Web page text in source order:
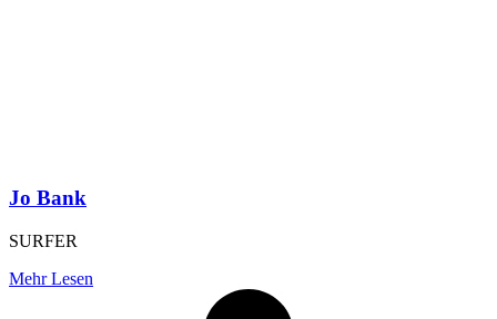
Jo Bank
SURFER
Mehr Lesen